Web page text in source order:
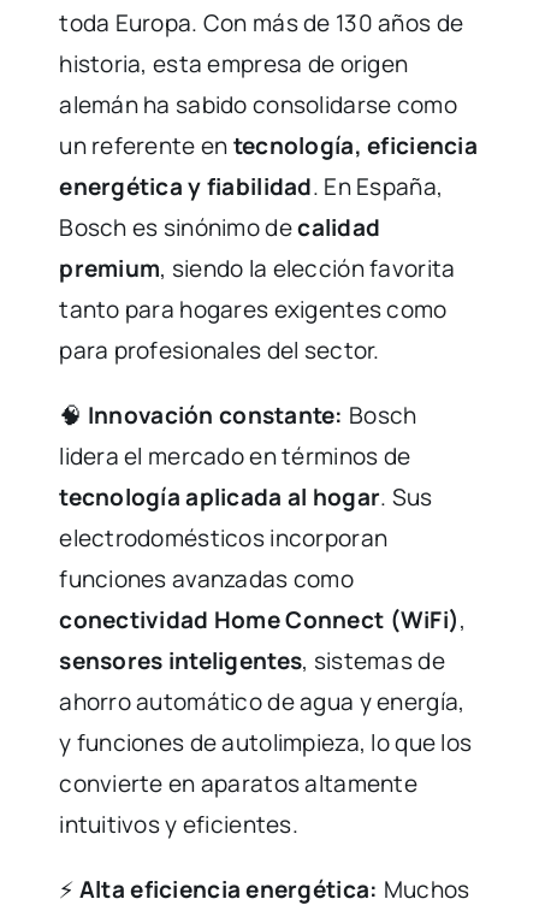
toda Europa. Con más de 130 años de
historia, esta empresa de origen
alemán ha sabido consolidarse como
un referente entecnología, eficiencia
energética y fiabilidad. En España,
Bosch es sinónimo decalidad
premium, siendo la elección favorita
tanto para hogares exigentes como
para profesionales del sector.
🧠 Innovación constante: Bosch
lidera el mercado en términos de
tecnología aplicada al hogar. Sus
electrodomésticos incorporan
funciones avanzadas como
conectividad Home Connect (WiFi),
sensores inteligentes, sistemas de
ahorro automático de agua y energía,
y funciones de autolimpieza, lo que los
convierte en aparatos altamente
intuitivos y eficientes.
⚡Alta eficiencia energética: Muchos